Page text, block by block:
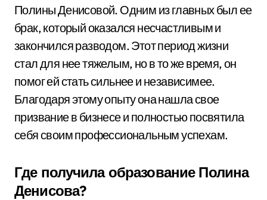
Полины Денисовой. Одним из главных был ее
брак, который оказался несчастливым и
закончился разводом. Этот период жизни
стал для нее тяжелым, но в то же время, он
помог ей стать сильнее и независимее.
Благодаря этому опыту она нашла свое
призвание в бизнесе и полностью посвятила
себя своим профессиональным успехам.
Где получила образование Полина
Денисова?